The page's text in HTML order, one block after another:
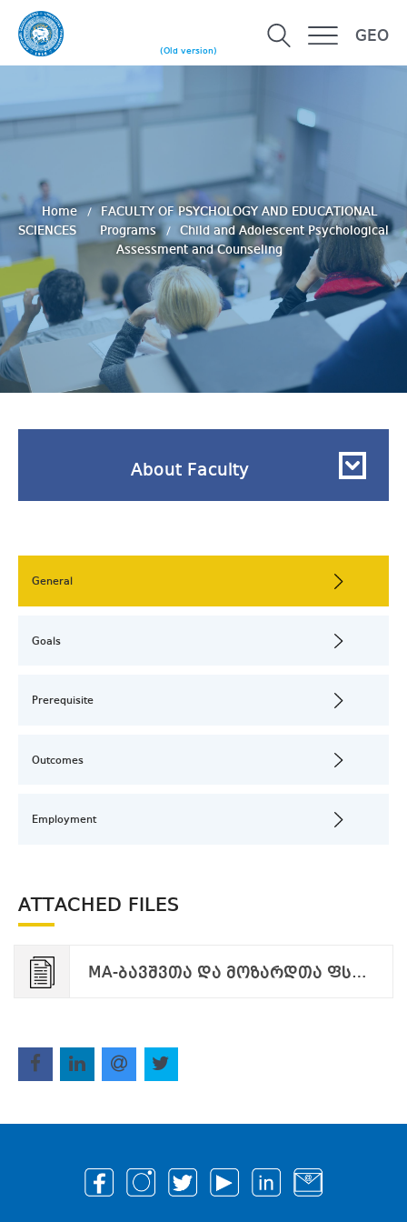
(Old version)
GEO
Home
FACULTY OF PSYCHOLOGY AND EDUCATIONAL
SCIENCES
Programs
Child and Adolescent Psychological
Assessment and Counseling
About Faculty
General
Goals
Prerequisite
Outcomes
Employment
ATTACHED FILES
MA-ბავშვთა და მოზარდთა ფსიქოლოგიური შეფასება და კონსულტირება.pdf